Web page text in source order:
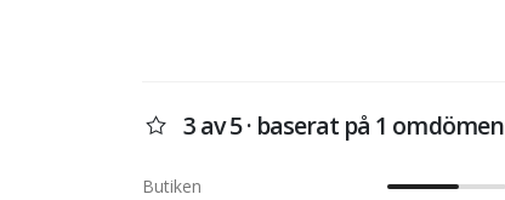
3 av 5 · baserat på 1 omdömen
Butiken